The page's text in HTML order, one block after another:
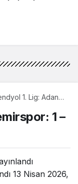
1. Lig: Adana
1 –
13 Nisan 2026,